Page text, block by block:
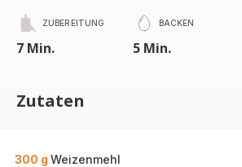
ZUBEREITUNG
7 Min.
BACKEN
5 Min.
Zutaten
300 g Weizenmehl